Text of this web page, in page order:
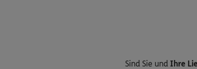
Sind Sie und Ihre